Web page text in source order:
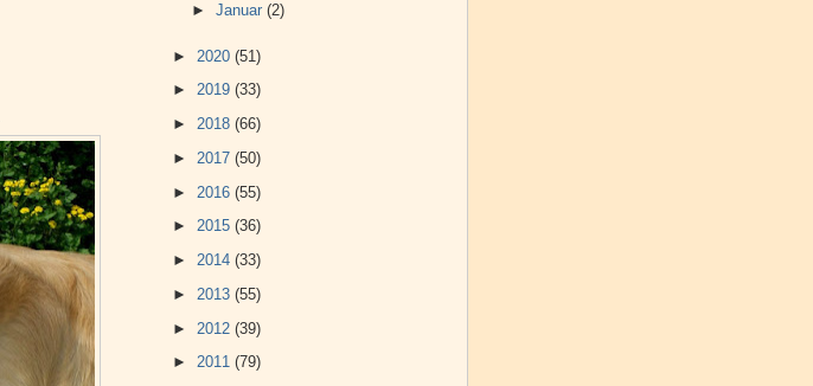
► Januar (2)
► 2020 (51)
► 2019 (33)
► 2018 (66)
► 2017 (50)
► 2016 (55)
► 2015 (36)
► 2014 (33)
► 2013 (55)
► 2012 (39)
► 2011 (79)